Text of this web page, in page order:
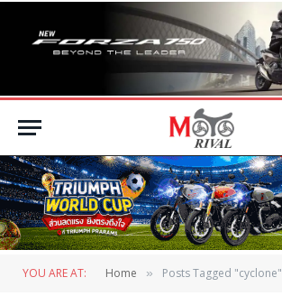
YOU ARE AT: Home » Posts Tagged "cyclone"